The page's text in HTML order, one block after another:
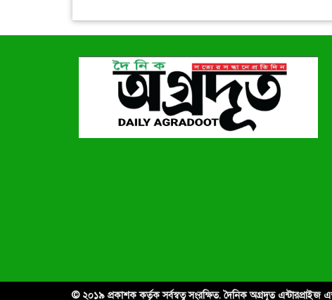
© ২০১৯ প্রকাশক কর্তৃক সর্বস্বত্ব সংরক্ষিত. দৈনিক অগ্রদূত এন্টারপ্রাইজ